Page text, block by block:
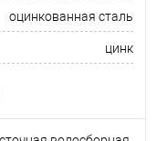
оцинкованная сталь
цинк